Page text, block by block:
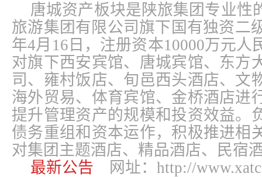
唐城资产板块是陕旅集团专业性
旅游集团有限公司旗下国有独资二
年4月16日，注册资本10000万元人
对旗下西安宾馆、唐城宾馆、东方
司、雍村饭店、旬邑西头酒店、文
海外贸易、体育宾馆、金桥酒店进
提升管理资产的规模和投资效益。
债务重组和资本运作，积极推进相
对集团主题酒店、精品酒店、民宿
最新公告 网址： http://